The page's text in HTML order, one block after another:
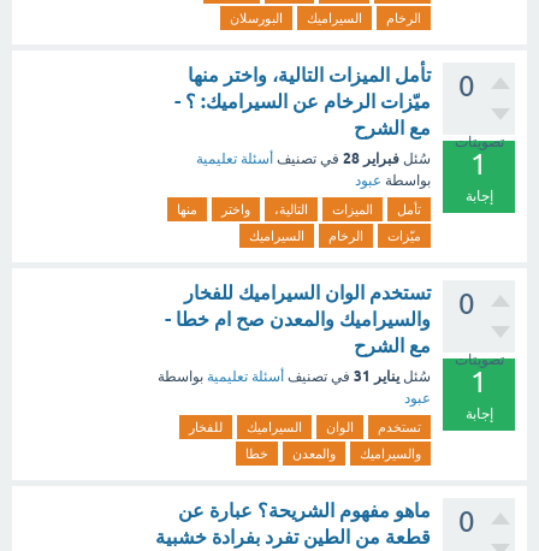
الرخام
السيراميك البورسلان
0
تصويتات
1
إجابة
تأمل الميزات التالية، واختر منها
ميّزات الرخام عن السيراميك: ؟ -
مع الشرح
سُئل فبراير 28 في تصنيف أسئلة تعليمية
بواسطة عبود
تأمل الميزات التالية، واختر
منها
ميّزات
الرخام السيراميك
0
تصويتات
1
إجابة
تستخدم الوان السيراميك للفخار
والسيراميك والمعدن صح ام خطا -
مع الشرح
سُئل يناير 31 في تصنيف أسئلة تعليمية بواسطة
عبود
تستخدم الوان السيراميك
للفخار
والسيراميك
والمعدن خطا
0
ماهو مفهوم الشريحة؟ عبارة عن
قطعة من الطين تفرد بفرادة خشبية